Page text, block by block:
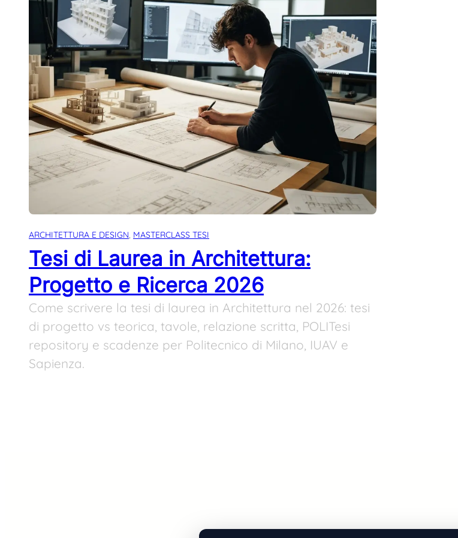
ARCHITETTURA E DESIGN, MASTERCLASS TESI
Tesi di Laurea in Architettura:
Progetto e Ricerca 2026
Come scrivere la tesi di laurea in Architettura nel 2026: tesi
di progetto vs teorica, tavole, relazione scritta, POLITesi
repository e scadenze per Politecnico di Milano, IUAV e
Sapienza.